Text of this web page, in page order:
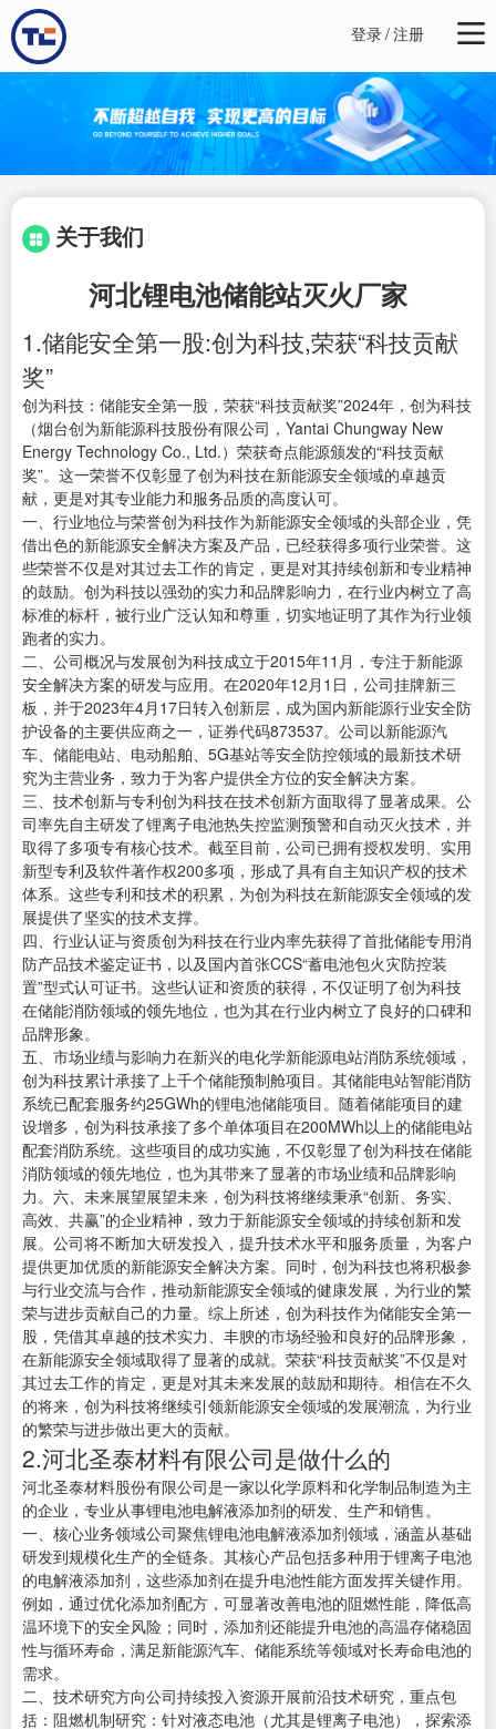
登录/注册
关于我们
河北锂电池储能站灭火厂家
1.储能安全第一股:创为科技,荣获“科技贡献
奖”
创为科技：储能安全第一股，荣获“科技贡献奖”2024年，创为科技
（烟台创为新能源科技股份有限公司，Yantai Chungway New
Energy Technology Co., Ltd.）荣获奇点能源颁发的“科技贡献
奖”。这一荣誉不仅彰显了创为科技在新能源安全领域的卓越贡
献，更是对其专业能力和服务品质的高度认可。
一、行业地位与荣誉创为科技作为新能源安全领域的头部企业，凭
借出色的新能源安全解决方案及产品，已经获得多项行业荣誉。这
些荣誉不仅是对其过去工作的肯定，更是对其持续创新和专业精神
的鼓励。创为科技以强劲的实力和品牌影响力，在行业内树立了高
标准的标杆，被行业广泛认知和尊重，切实地证明了其作为行业领
跑者的实力。
二、公司概况与发展创为科技成立于2015年11月，专注于新能源
安全解决方案的研发与应用。在2020年12月1日，公司挂牌新三
板，并于2023年4月17日转入创新层，成为国内新能源行业安全防
护设备的主要供应商之一，证券代码873537。公司以新能源汽
车、储能电站、电动船舶、5G基站等安全防控领域的最新技术研
究为主营业务，致力于为客户提供全方位的安全解决方案。
三、技术创新与专利创为科技在技术创新方面取得了显著成果。公
司率先自主研发了锂离子电池热失控监测预警和自动灭火技术，并
取得了多项专有核心技术。截至目前，公司已拥有授权发明、实用
新型专利及软件著作权200多项，形成了具有自主知识产权的技术
体系。这些专利和技术的积累，为创为科技在新能源安全领域的发
展提供了坚实的技术支撑。
四、行业认证与资质创为科技在行业内率先获得了首批储能专用消
防产品技术鉴定证书，以及国内首张CCS“蓄电池包火灾防控装
置”型式认可证书。这些认证和资质的获得，不仅证明了创为科技
在储能消防领域的领先地位，也为其在行业内树立了良好的口碑和
品牌形象。
五、市场业绩与影响力在新兴的电化学新能源电站消防系统领域，
创为科技累计承接了上千个储能预制舱项目。其储能电站智能消防
系统已配套服务约25GWh的锂电池储能项目。随着储能项目的建
设增多，创为科技承接了多个单体项目在200MWh以上的储能电站
配套消防系统。这些项目的成功实施，不仅彰显了创为科技在储能
消防领域的领先地位，也为其带来了显著的市场业绩和品牌影响
力。六、未来展望展望未来，创为科技将继续秉承“创新、务实、
高效、共赢”的企业精神，致力于新能源安全领域的持续创新和发
展。公司将不断加大研发投入，提升技术水平和服务质量，为客户
提供更加优质的新能源安全解决方案。同时，创为科技也将积极参
与行业交流与合作，推动新能源安全领域的健康发展，为行业的繁
荣与进步贡献自己的力量。综上所述，创为科技作为储能安全第一
股，凭借其卓越的技术实力、丰腴的市场经验和良好的品牌形象，
在新能源安全领域取得了显著的成就。荣获“科技贡献奖”不仅是对
其过去工作的肯定，更是对其未来发展的鼓励和期待。相信在不久
的将来，创为科技将继续引领新能源安全领域的发展潮流，为行业
的繁荣与进步做出更大的贡献。
2.河北圣泰材料有限公司是做什么的
河北圣泰材料股份有限公司是一家以化学原料和化学制品制造为主
的企业，专业从事锂电池电解液添加剂的研发、生产和销售。
一、核心业务领域公司聚焦锂电池电解液添加剂领域，涵盖从基础
研发到规模化生产的全链条。其核心产品包括多种用于锂离子电池
的电解液添加剂，这些添加剂在提升电池性能方面发挥关键作用。
例如，通过优化添加剂配方，可显著改善电池的阻燃性能，降低高
温环境下的安全风险；同时，添加剂还能提升电池的高温存储稳固
性与循环寿命，满足新能源汽车、储能系统等领域对长寿命电池的
需求。
二、技术研究方向公司持续投入资源开展前沿技术研究，重点包
括：阻燃机制研究：针对液态电池（尤其是锂离子电池），探索添